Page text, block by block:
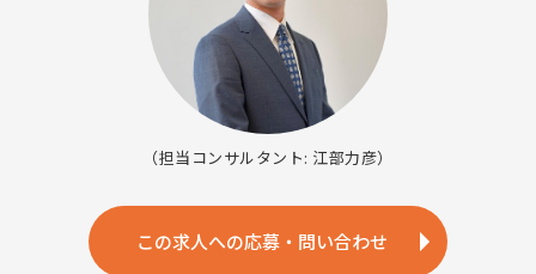
（担当コンサルタント: 江部力彦）
この求人への応募・問い合わせ